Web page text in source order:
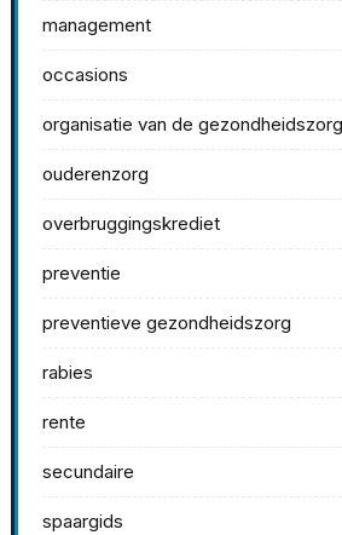
management
occasions
organisatie van de gezondheidszorg
ouderenzorg
overbruggingskrediet
preventie
preventieve gezondheidszorg
rabies
rente
secundaire
spaargids